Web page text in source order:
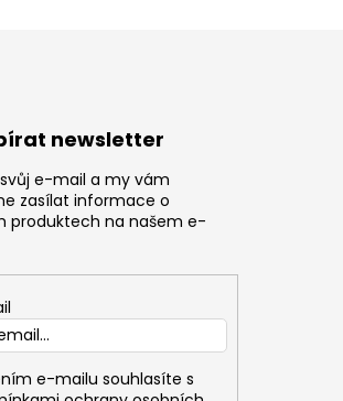
newsletter
e-mail a my vám
zasílat informace o
produktech na našem e-
e-mailu souhlasíte s